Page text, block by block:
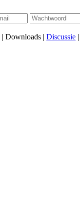
| Downloads | Discussie